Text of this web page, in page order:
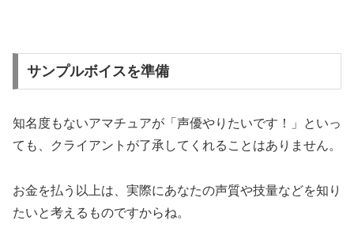
サンプルボイスを準備
知名度もないアマチュアが「声優やりたいです！」といっ
ても、クライアントが了承してくれることはありません。
お金を払う以上は、実際にあなたの声質や技量などを知り
たいと考えるものですからね。